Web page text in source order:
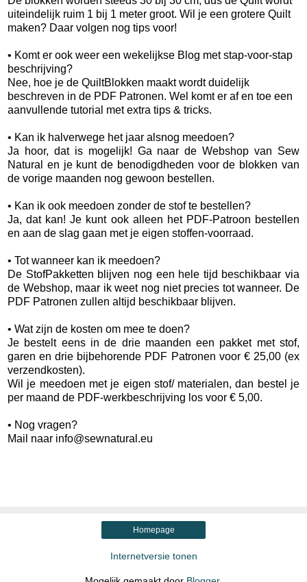
uiteindelijk ruim 1 bij 1 meter groot. Wil je een grotere Quilt
maken? Daar volgen nog tips voor!
• Komt er ook weer een wekelijkse Blog met stap-voor-stap
beschrijving?
Nee, hoe je de QuiltBlokken maakt wordt duidelijk
beschreven in de PDF Patronen. Wel komt er af en toe een
aanvullende tutorial met extra tips & tricks.
• Kan ik halverwege het jaar alsnog meedoen?
Ja hoor, dat is mogelijk! Ga naar de Webshop van Sew
Natural en je kunt de benodigdheden voor de blokken van
de vorige maanden nog gewoon bestellen.
• Kan ik ook meedoen zonder de stof te bestellen?
Ja, dat kan! Je kunt ook alleen het PDF-Patroon bestellen
en aan de slag gaan met je eigen stoffen-voorraad.
• Tot wanneer kan ik meedoen?
De StofPakketten blijven nog een hele tijd beschikbaar via
de Webshop, maar ik weet nog niet precies tot wanneer. De
PDF Patronen zullen altijd beschikbaar blijven.
• Wat zijn de kosten om mee te doen?
Je bestelt eens in de drie maanden een pakket met stof,
garen en drie bijbehorende PDF Patronen voor € 25,00 (ex
verzendkosten).
Wil je meedoen met je eigen stof/ materialen, dan bestel je
per maand de PDF-werkbeschrijving los voor € 5,00.
• Nog vragen?
Mail naar info@sewnatural.eu
Homepage
Internetversie tonen